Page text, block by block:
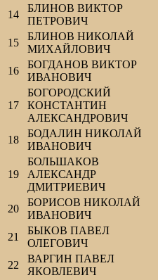
14
БЛИНОВ ВИКТОР
ПЕТРОВИЧ
15
БЛИНОВ НИКОЛАЙ
МИХАЙЛОВИЧ
16
БОГДАНОВ ВИКТОР
ИВАНОВИЧ
17
БОГОРОДСКИЙ
КОНСТАНТИН
АЛЕКСАНДРОВИЧ
18
БОДАЛИН НИКОЛАЙ
ИВАНОВИЧ
19
БОЛЬШАКОВ
АЛЕКСАНДР
ДМИТРИЕВИЧ
20
БОРИСОВ НИКОЛАЙ
ИВАНОВИЧ
21
БЫКОВ ПАВЕЛ
ОЛЕГОВИЧ
22
ВАРГИН ПАВЕЛ
ЯКОВЛЕВИЧ